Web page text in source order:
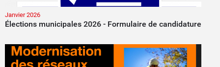
Janvier 2026
Élections municipales 2026 - Formulaire de candidature